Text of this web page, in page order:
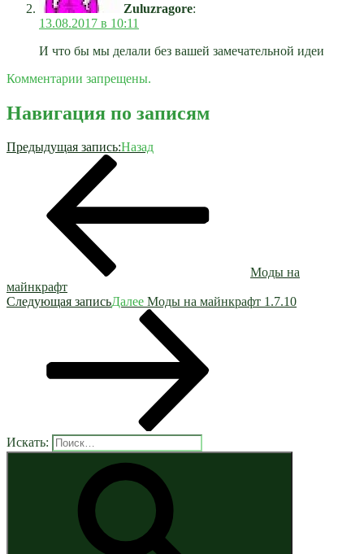
Zuluzragore:
13.08.2017 в 10:11
И что бы мы делали без вашей замечательной идеи
Комментарии запрещены.
Навигация по записям
Предыдущая запись:Назад
Моды на
майнкрафт
Следующая записьДалее Моды на майнкрафт 1.7.10
Искать: